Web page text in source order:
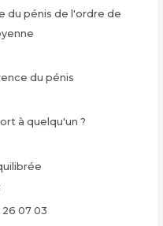
du pénis de l'ordre de
du pénis
à quelqu'un ?
07 03